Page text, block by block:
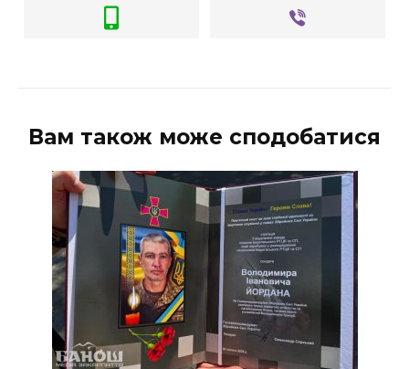
Вам також може сподобатися